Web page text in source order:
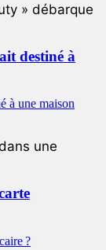
» débarque
destiné à
une